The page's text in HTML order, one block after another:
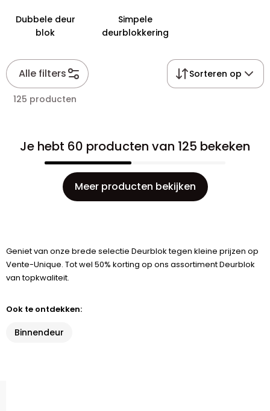
Dubbele deur
blok
Simpele
deurblokkering
Alle filters Sorteren op
125 producten
Je hebt 60 producten van 125 bekeken
Meer producten bekijken
Geniet van onze brede selectie Deurblok tegen kleine prijzen op
Vente-Unique. Tot wel 50% korting op ons assortiment Deurblok
van topkwaliteit.
Ook te ontdekken:
Binnendeur